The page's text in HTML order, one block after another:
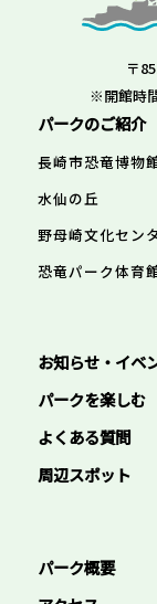
〒
※開館時
パークのご紹介
長崎市恐竜博物
水仙の丘
野母崎文化セン
恐竜パーク体育
お知らせ・イベ
パークを楽しむ
よくある質問
周辺スポット
パーク概要